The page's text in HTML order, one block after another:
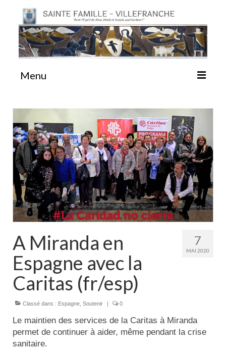
Menu
#87 (pas de titre)
Sainte Emilie
La Congrégation
La Maison-Mère
Tutelle
7
MAI 2020
A Miranda en
Espagne avec la
Caritas (fr/esp)
Classé dans : Espagne Soutenir | 0
Le maintien des services de la Caritas à Miranda
permet de continuer à aider, même pendant la crise
sanitaire.